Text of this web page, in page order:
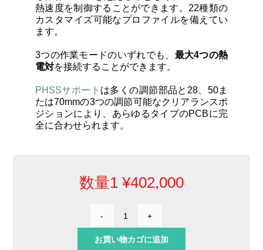
熱速度を制御することができます。22種類の
カスタマイズ可能なプロファイルを備えてい
ます。
3つの作業モードのいずれでも、 最大4つの熱
電対を接続することができます。
PHSSサポート は多くの調節部品と28、50ま
たは70mmの3つの調節可能なクリアランスポ
ジションにより、あらゆるタイプのPCBに完
全に合わせられます。
数量1 ¥402,000
13×13
ま
お買い物カゴに追加